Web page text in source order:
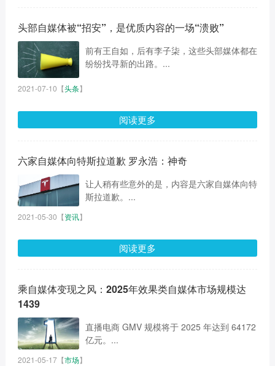
头部自媒体被“招安”，是优质内容的一场“溃败”
前有王自如，后有李子柒，这些头部媒体都在
纷纷找寻新的出路。...
2021-07-10 【头条】
阅读更多
六家自媒体向特斯拉道歉 罗永浩：神奇
让人稍有些意外的是，内容是六家自媒体向特
斯拉道歉。...
2021-05-30 【资讯】
阅读更多
乘自媒体变现之风：2025年效果类自媒体市场规模达
1439
直播电商 GMV 规模将于 2025 年达到 64172
亿元。...
2021-05-17【市场】